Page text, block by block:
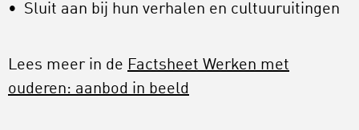
Sluit aan bij hun verhalen en cultuuruitingen
Lees meer in de Factsheet Werken met
ouderen: aanbod in beeld